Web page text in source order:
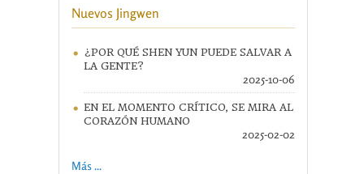
Nuevos Jingwen
¿POR QUÉ SHEN YUN PUEDE SALVAR A
LA GENTE?
2025-10-06
EN EL MOMENTO CRÍTICO, SE MIRA AL
CORAZÓN HUMANO
2025-02-02
Más ...